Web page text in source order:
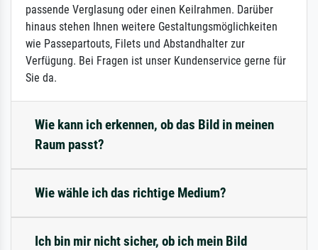
passende Verglasung oder einen Keilrahmen. Darüber
hinaus stehen Ihnen weitere Gestaltungsmöglichkeiten
wie Passepartouts, Filets und Abstandhalter zur
Verfügung. Bei Fragen ist unser Kundenservice gerne für
Sie da.
Wie kann ich erkennen, ob das Bild in meinen
Raum passt?
Wie wähle ich das richtige Medium?
Ich bin mir nicht sicher, ob ich mein Bild